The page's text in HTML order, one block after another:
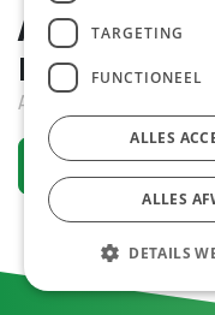
Andalouse
Pet 3 L
Actief
Vraag een
TARGETING
FUNCTIONEEL
ALLES
ALLES
DETAILS